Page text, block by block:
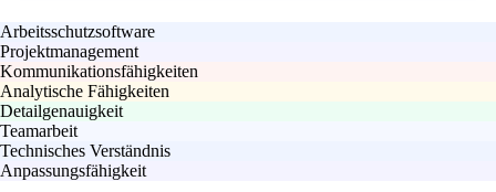
Arbeitsschutzsoftware
Projektmanagement
Kommunikationsfähigkeiten
Analytische Fähigkeiten
Detailgenauigkeit
Teamarbeit
Technisches Verständnis
Anpassungsfähigkeit